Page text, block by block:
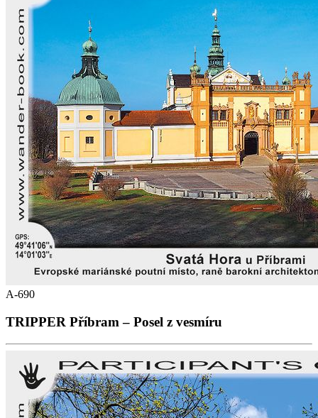
A-690
TRIPPER Příbram – Posel z vesmíru